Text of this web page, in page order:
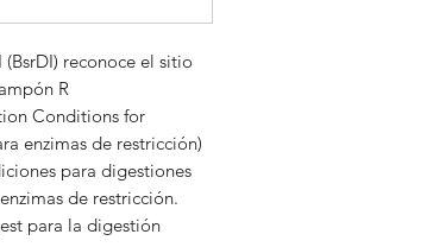
reconoce el sitio
R
Conditions for
enzimas de restricción)
para digestiones
de restricción.
para la digestión